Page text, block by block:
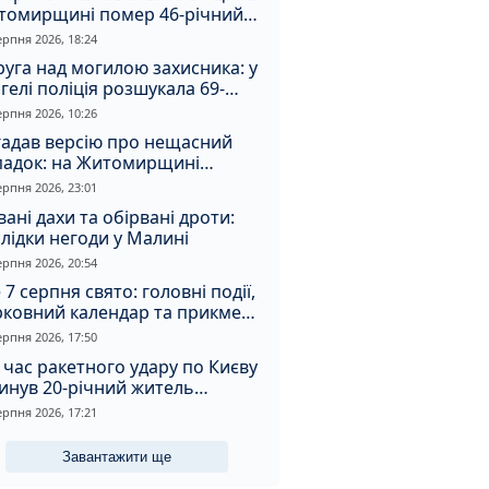
помер 46-річний
2026, 18:24
над могилою захисника: у
поліція розшукала 69-
зловмисника
2026, 10:26
версію про нещасний
на Житомирщині
чоловіка за вбивство
2026, 23:01
дахи та обірвані дроти:
негоди у Малині
2026, 20:54
серпня свято: головні події,
календар та прикмети
2026, 17:50
час ракетного удару по Києву
20-річний житель
2026, 17:21
Завантажити ще